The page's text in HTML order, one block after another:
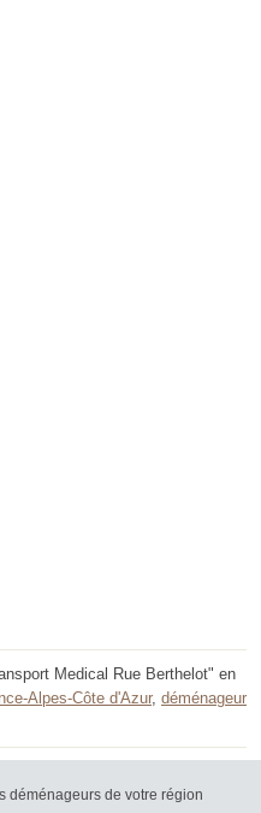
Medical Rue Berthelot" en
Alpes-Côte d'Azur, déménageur
déménageurs de votre région